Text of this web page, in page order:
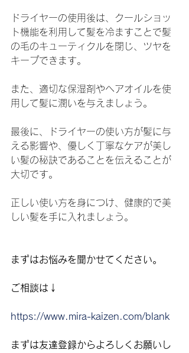
ドライヤーの使用後は、クールショッ
ト機能を利用して髪を冷ますことで髪
の毛のキューティクルを閉じ、ツヤを
キープできます。
また、適切な保湿剤やヘアオイルを使
用して髪に潤いを与えましょう。
最後に、ドライヤーの使い方が髪に与
える影響や、優しく丁寧なケアが美し
い髪の秘訣であることを伝えることが
大切です。
正しい使い方を身につけ、健康的で美
しい髪を手に入れましょう。
まずはお悩みを聞かせてください。
ご相談は↓
https://www.mira-kaizen.com/blank
まずは友達登録からよろしくお願いし